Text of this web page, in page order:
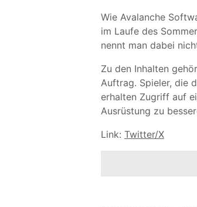
Wie Avalanche
im Laufe des
nennt man dabei
Zu den Inhalten
Auftrag. Spieler, die
erhalten Zugriff auf
Ausrüstung zu
Link: Twitter/X